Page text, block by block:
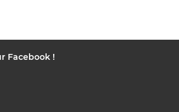
Facebook !